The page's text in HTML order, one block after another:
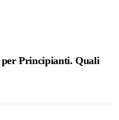
Principianti. Quali